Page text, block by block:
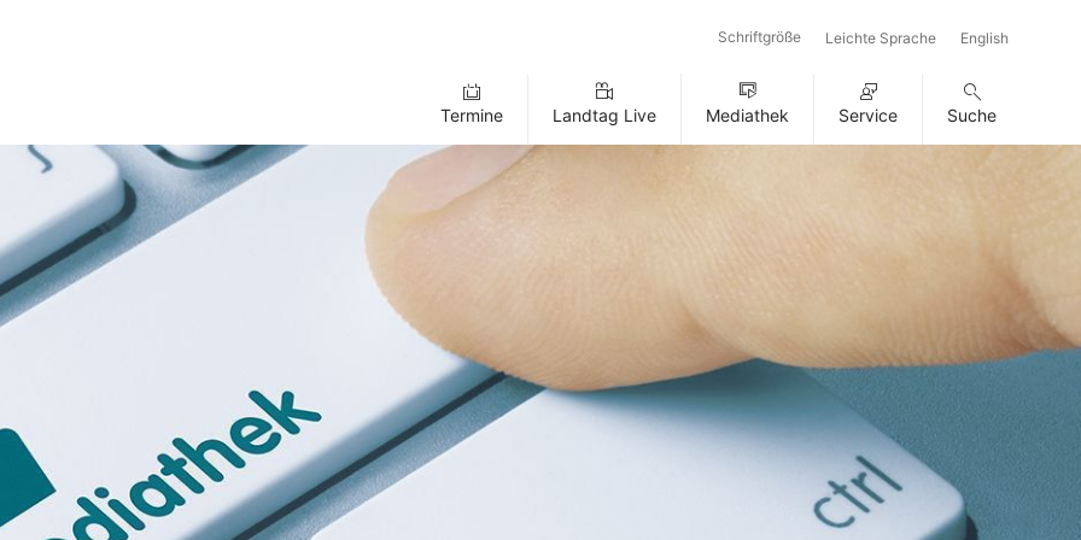
Schriftgröße Leichte Sprache English
Termine Landtag Live Mediathek Service Suche